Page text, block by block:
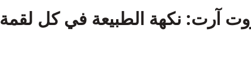
آرت: نكهة الطبيعة في كل لقمة